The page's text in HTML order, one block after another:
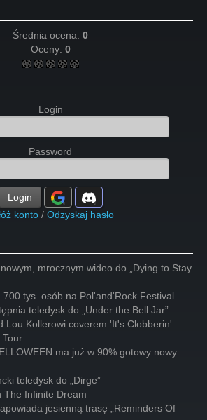
Średnia ocena: 0
Oceny: 0
Login
Password
Login
konto / Odzyskaj hasło
mrocznym wideo do „Dying to Stay
tys. osób na Pol'and'Rock Festival
teledysk do „Under the Bell Jar”
Lou Kollerowi coverem 'It's Clobberin'
Tour
ma już w 90% gotowy nowy
teledysk do „Dirge”
The Infinite Dream
jesienną trasę „Reminders Of